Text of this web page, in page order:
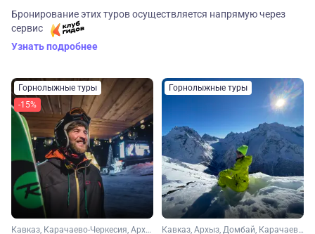
Бронирование этих туров осуществляется напрямую через
сервис
Узнать подробнее
Горнолыжные туры
-15%
Кавказ, Карачаево-Черкесия, Архыз
Горнолыжные туры
Кавказ, Архыз, Домбай, Карачаево-Черкесия